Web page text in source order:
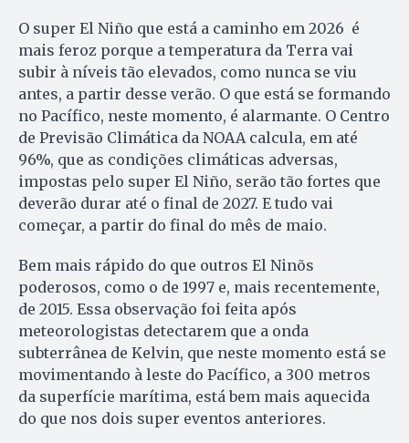
O super El Niño que está a caminho em 2026 é
mais feroz porque a temperatura da Terra vai
subir à níveis tão elevados, como nunca se viu
antes, a partir desse verão. O que está se formando
no Pacífico, neste momento, é alarmante. O Centro
de Previsão Climática da NOAA calcula, em até
96%, que as condições climáticas adversas,
impostas pelo super El Niño, serão tão fortes que
deverão durar até o final de 2027. E tudo vai
começar, a partir do final do mês de maio.
Bem mais rápido do que outros El Ninõs
poderosos, como o de 1997 e, mais recentemente,
de 2015. Essa observação foi feita após
meteorologistas detectarem que a onda
subterrânea de Kelvin, que neste momento está se
movimentando à leste do Pacífico, a 300 metros
da superfície marítima, está bem mais aquecida
do que nos dois super eventos anteriores.